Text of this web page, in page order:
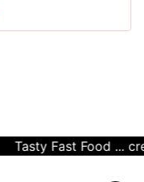
Tasty Fast Food ...